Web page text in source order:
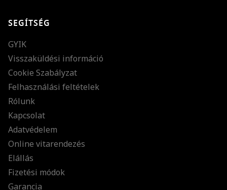
SEGÍTSÉG
GYIK
Visszaküldési információ
Cookie Szabályzat
Felhasználási feltételek
Rólunk
Kapcsolat
Adatvédelem
Online vitarendezés
Elállás
Fizetési módok
Garancia